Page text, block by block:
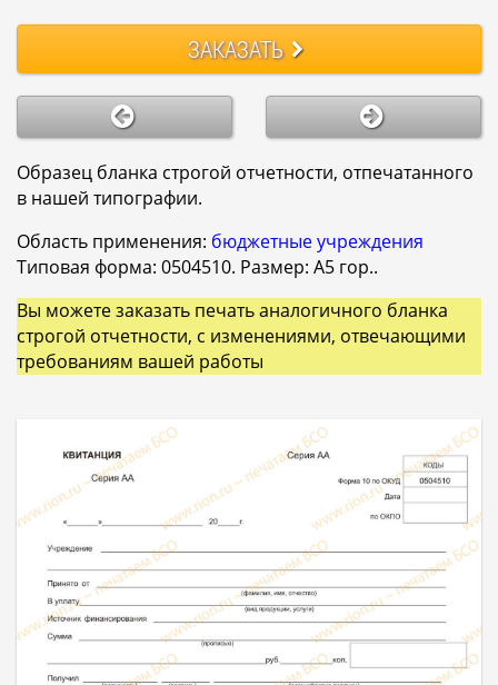
ЗАКАЗАТЬ
Образец бланка строгой отчетности, отпечатанного
в нашей типографии.
Область применения: бюджетные учреждения
Типовая форма: 0504510. Размер: A5 гор..
Вы можете заказать печать аналогичного бланка
строгой отчетности, с изменениями, отвечающими
требованиям вашей работы